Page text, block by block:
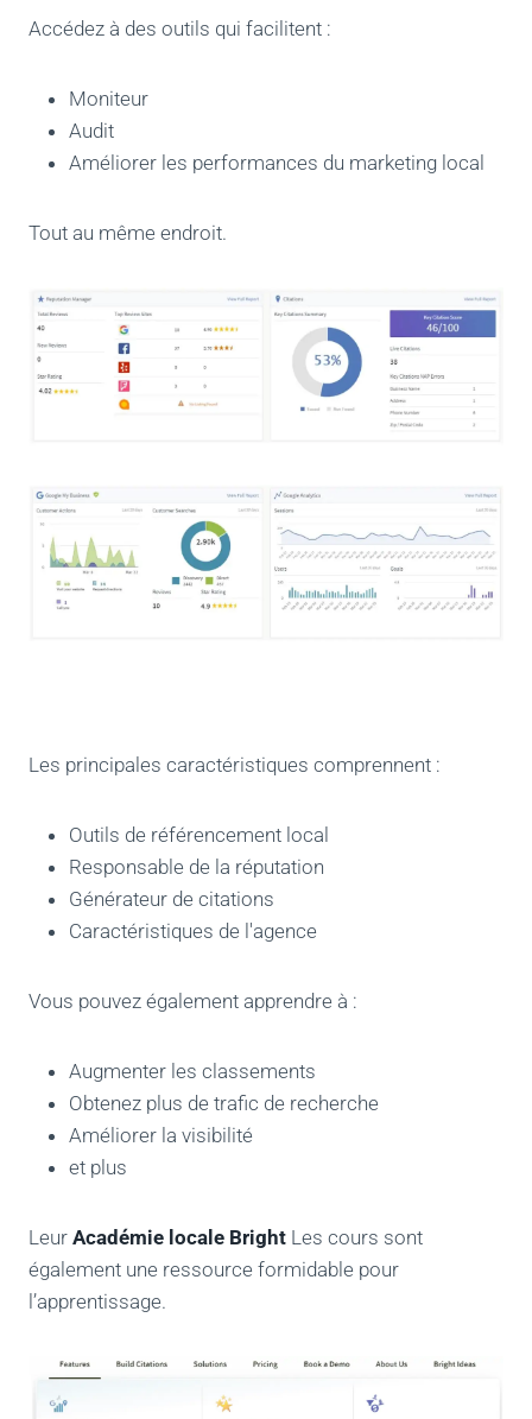
Accédez à des outils qui facilitent :
Moniteur
Audit
Améliorer les performances du marketing local
Tout au même endroit.
Les principales caractéristiques comprennent :
Outils de référencement local
Responsable de la réputation
Générateur de citations
Caractéristiques de l'agence
Vous pouvez également apprendre à :
Augmenter les classements
Obtenez plus de trafic de recherche
Améliorer la visibilité
et plus
Leur Académie locale Bright Les cours sont
également une ressource formidable pour
l’apprentissage.